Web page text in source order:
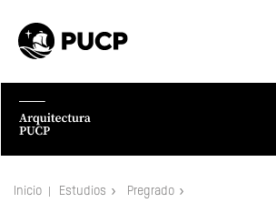
Inicio Estudios Pregrado